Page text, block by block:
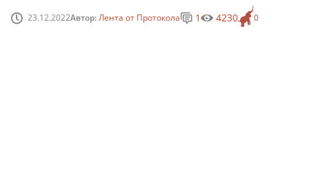
23.12.2022Автор:Лента от Протокола 0
1 4230